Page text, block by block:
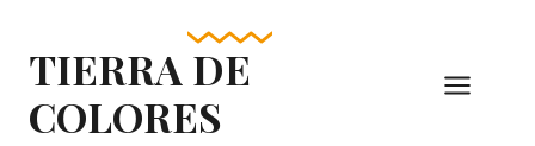
content
TIERRA DE
COLORES